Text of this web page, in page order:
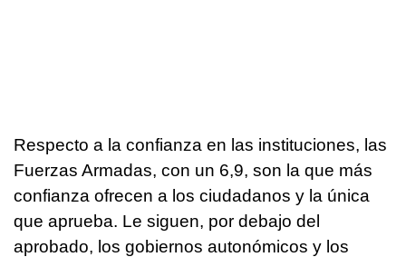
Respecto a la confianza en las instituciones, las
Fuerzas Armadas, con un 6,9, son la que más
confianza ofrecen a los ciudadanos y la única
que aprueba. Le siguen, por debajo del
aprobado, los gobiernos autonómicos y los